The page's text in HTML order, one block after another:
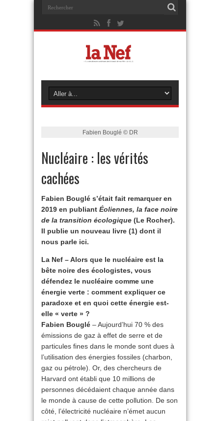
Fabien Bouglé © DR
Nucléaire : les vérités
cachées
Fabien Bouglé s’était fait remarquer en
2019 en publiant Éoliennes, la face noire
de la transition écologique (Le Rocher).
Il publie un nouveau livre (1) dont il
nous parle ici.
La Nef – Alors que le nucléaire est la
bête noire des écologistes, vous
défendez le nucléaire comme une
énergie verte : comment expliquer ce
paradoxe et en quoi cette énergie est-
elle « verte » ?
Fabien Bouglé – Aujourd’hui 70 % des
émissions de gaz à effet de serre et de
particules fines dans le monde sont dues à
l’utilisation des énergies fossiles (charbon,
gaz ou pétrole). Or, des chercheurs de
Harvard ont établi que 10 millions de
personnes décédaient chaque année dans
le monde à cause de cette pollution. De son
côté, l’électricité nucléaire n’émet aucun